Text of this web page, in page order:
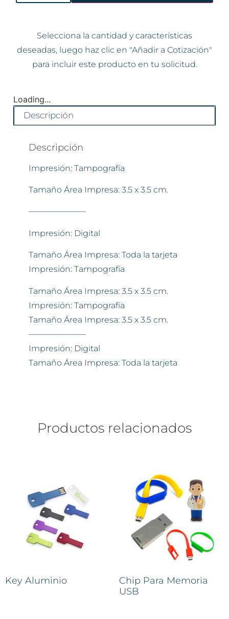
Selecciona la cantidad y características
deseadas, luego haz clic en "Añadir a Cotización"
para incluir este producto en tu solicitud.
Loading...
Descripción
Descripción
Impresión: Tampografía
Tamaño Área Impresa: 3.5 x 3.5 cm.
———————
Impresión: Digital
Tamaño Área Impresa: Toda la tarjeta
Impresión: Tampografía
Tamaño Área Impresa: 3.5 x 3.5 cm.
Impresión: Tampografía
Tamaño Área Impresa: 3.5 x 3.5 cm.
———————
Impresión: Digital
Tamaño Área Impresa: Toda la tarjeta
Productos relacionados
Key Aluminio
Chip Para Memoria
USB